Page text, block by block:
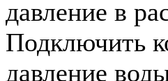
давление в
Подключить
давление